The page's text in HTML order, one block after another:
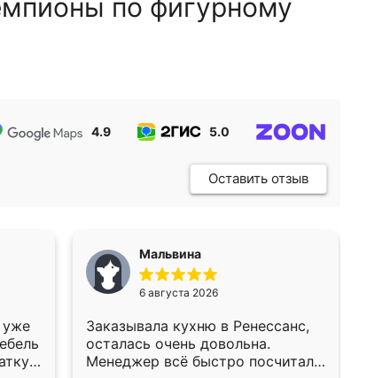
по фигурному
4.9 5.0
Оставить отзыв
уже
Мальвина
6 августа 2026
Заказывала кухню в Ренессанс,
осталась очень довольна.
Менеджер всё быстро посчитала,